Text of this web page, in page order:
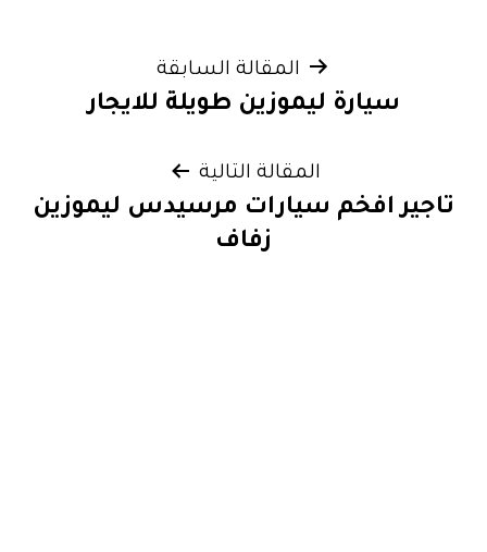
المقالات
المقالة السابقة
سيارة ليموزين طويلة للايجار
المقالة التالية
تاجير افخم سيارات مرسيدس ليموزين
زفاف